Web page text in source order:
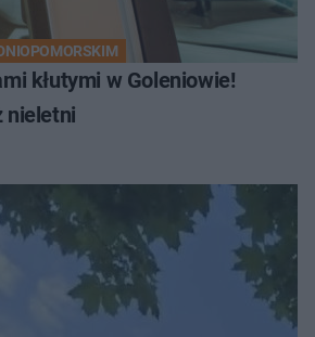
kłutymi w Goleniowie!
nieletni